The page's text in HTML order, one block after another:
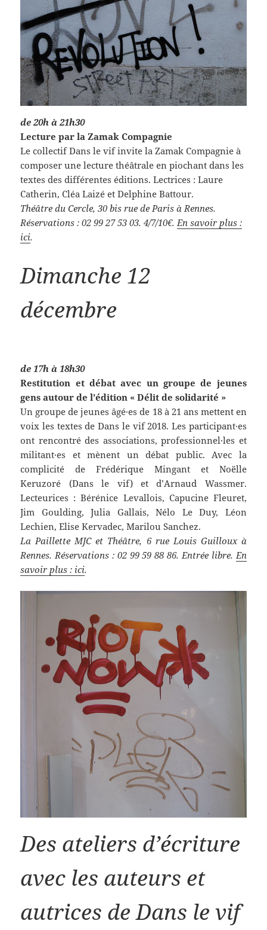
de 20h à 21h30
Lecture par la Zamak Compagnie
Le collectif Dans le vif invite la Zamak Compagnie à
composer une lecture théâtrale en piochant dans les
textes des différentes éditions. Lectrices : Laure
Catherin, Cléa Laizé et Delphine Battour.
Théâtre du Cercle, 30 bis rue de Paris à Rennes.
Réservations : 02 99 27 53 03. 4/7/10€. En savoir plus :
ici.
Dimanche 12
décembre
de 17h à 18h30
Restitution et débat avec un groupe de jeunes
gens autour de l’édition « Délit de solidarité »
Un groupe de jeunes âgé·es de 18 à 21 ans mettent en
voix les textes de Dans le vif 2018. Les participant·es
ont rencontré des associations, professionnel·les et
militant·es et mènent un débat public. Avec la
complicité de Frédérique Mingant et Noëlle
Keruzoré (Dans le vif) et d’Arnaud Wassmer.
Lecteurices : Bérénice Levallois, Capucine Fleuret,
Jim Goulding, Julia Gallais, Nélo Le Duy, Léon
Lechien, Elise Kervadec, Marilou Sanchez.
La Paillette MJC et Théâtre, 6 rue Louis Guilloux à
Rennes. Réservations : 02 99 59 88 86. Entrée libre. En
savoir plus : ici.
Des ateliers d’écriture
avec les auteurs et
autrices de Dans le vif